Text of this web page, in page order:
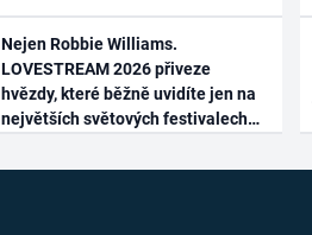
Nejen Robbie Williams.
LOVESTREAM 2026 přiveze
hvězdy, které běžně uvidíte jen na
největších světových festivalech